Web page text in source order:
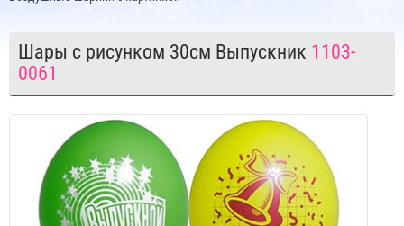
Шары с рисунком 30см Выпускник 1103-
0061